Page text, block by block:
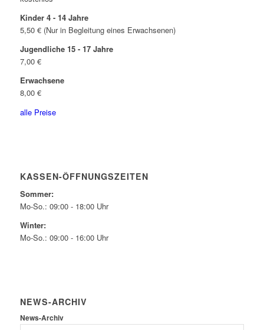
Kinder 4 - 14 Jahre
5,50 € (Nur in Begleitung eines Erwachsenen)
Jugendliche 15 - 17 Jahre
7,00 €
Erwachsene
8,00 €
alle Preise
KASSEN-ÖFFNUNGSZEITEN
Sommer:
Mo-So.: 09:00 - 18:00 Uhr
Winter:
Mo-So.: 09:00 - 16:00 Uhr
NEWS-ARCHIV
News-Archiv